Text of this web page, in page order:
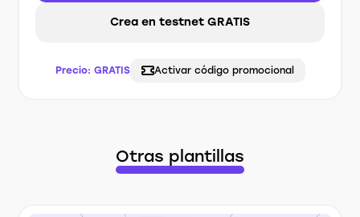
Crea en testnet GRATIS
Precio: GRATIS Activar código promocional
Otras plantillas